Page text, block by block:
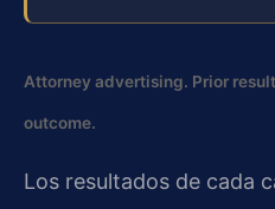
Attorney advertising. Prior
outcome.
Los resultados de cada